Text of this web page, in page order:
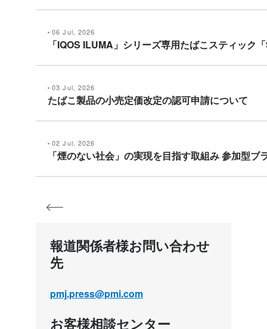
06 Jul, 2026
「IQOS ILUMA」シリーズ専用たばこスティック
03 Jul, 2026
たばこ製品の小売定価改定の認可申請について
02 Jul, 2026
「煙のない社会」の実現を目指す取組み 参加型
報道関係者様お問い合わせ
先
pmj.press@pmi.com
お客様相談センター